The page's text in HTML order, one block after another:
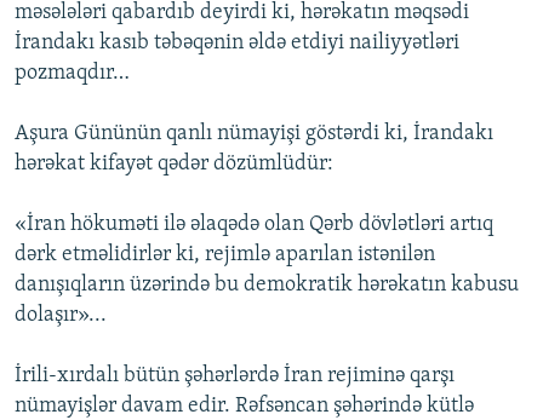
məsələləri qabardıb deyirdi ki, hərəkatın məqsədi
İrandakı kasıb təbəqənin əldə etdiyi nailiyyətləri
pozmaqdır…
Aşura Gününün qanlı nümayişi göstərdi ki, İrandakı
hərəkat kifayət qədər dözümlüdür:
«İran hökuməti ilə əlaqədə olan Qərb dövlətləri artıq
dərk etməlidirlər ki, rejimlə aparılan istənilən
danışıqların üzərində bu demokratik hərəkatın kabusu
dolaşır»...
İrili-xırdalı bütün şəhərlərdə İran rejiminə qarşı
nümayişlər davam edir. Rəfsəncan şəhərində kütlə